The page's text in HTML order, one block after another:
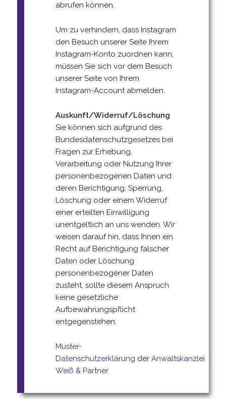
abrufen können.
Um zu verhindern, dass Instagram
den Besuch unserer Seite Ihrem
Instagram-Konto zuordnen kann,
müssen Sie sich vor dem Besuch
unserer Seite von Ihrem
Instagram-Account abmelden.
Auskunft/Widerruf/Löschung
Sie können sich aufgrund des
Bundesdatenschutzgesetzes bei
Fragen zur Erhebung,
Verarbeitung oder Nutzung Ihrer
personenbezogenen Daten und
deren Berichtigung, Sperrung,
Löschung oder einem Widerruf
einer erteilten Einwilligung
unentgeltlich an uns wenden. Wir
weisen darauf hin, dass Ihnen ein
Recht auf Berichtigung falscher
Daten oder Löschung
personenbezogener Daten
zusteht, sollte diesem Anspruch
keine gesetzliche
Aufbewahrungspflicht
entgegenstehen.
Muster-
Datenschutzerklärung der Anwaltskanzlei
Weiß & Partner